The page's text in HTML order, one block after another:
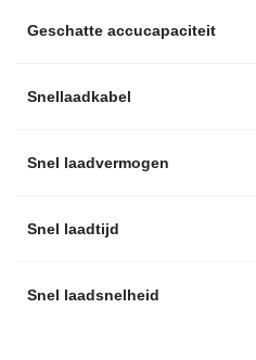
Geschatte accucapaciteit
Snellaadkabel
Snel laadvermogen
Snel laadtijd
Snel laadsnelheid